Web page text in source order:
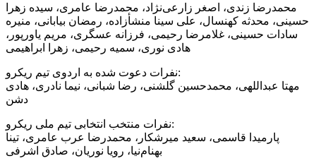
محمدرضا زندی، اصغر زارعی‌نژاد، محمدرضا عامری، سیده زهرا
حسینی، محدثه کهنسال، علی سینا منشأزاده، رمضان بیابانی، منیره
سادات حسینی، غلامرضا رحیمی، فرزانه عسگری، مریم یاورپور،
هادی نوری، سمیه رحیمی، زهرا ابراهیمی
نفرات دعوت شده به اردوی تیم ریکرو:
مهتا عبداللهی، محمدحسین گلشنی، رضا شبانی، نیما نادری، هادی
دشن
نفرات منتخب انتخابی تیم ملی ریکرو:
پارمیدا قاسمی، سعید میرشکار، محمدرضا عرب عامری، تینا
بهنام‌نیا، رویا نوریان، صادق اشرفی